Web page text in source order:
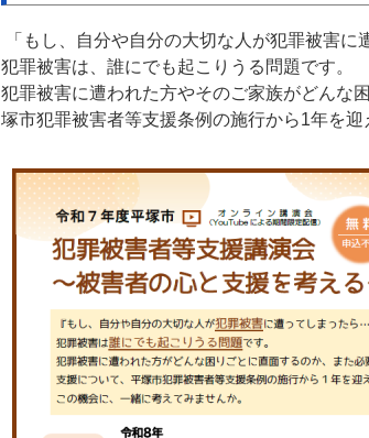
「もし、自分や自分の大切な人が犯罪被害に
犯罪被害は、誰にでも起こりうる問題です。
犯罪被害に遭われた方やそのご家族がどんな
塚市犯罪被害者等支援条例の施行から1年を